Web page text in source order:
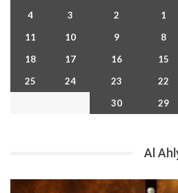
1
2
3
4
8
9
10
11
15
16
17
18
22
23
24
25
29
30